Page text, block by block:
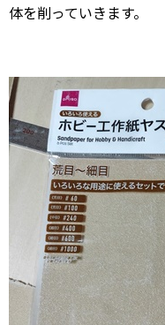
体を削っていきます。